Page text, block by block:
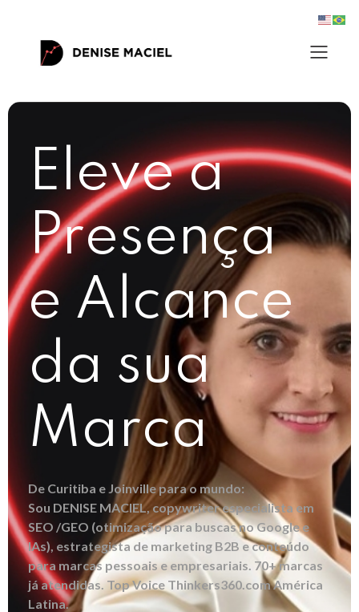
Eleve a
Presença
e Alcance
da sua
Marca
De Curitiba e Joinville para o mundo:
Sou DENISE MACIEL, copywriter especialista em
SEO /GEO (otimização para buscas no Google e
IAs), estrategista de marketing B2B e conteúdo
para marcas pessoais e empresariais. 70+ marcas
já atendidas. Top Voice Thinkers360.com América
Latina.